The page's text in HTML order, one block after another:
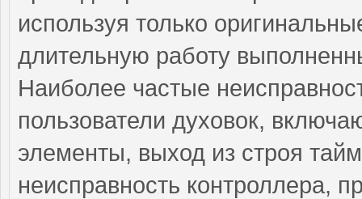
используя только
длительную работу
Наиболее частые
пользователи духовок,
элементы, выход из строя
неисправность контроллера,